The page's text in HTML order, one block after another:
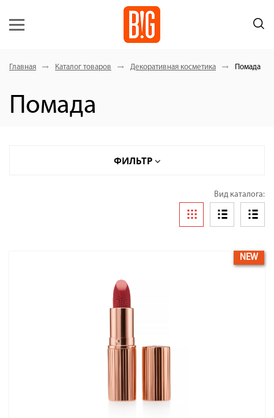
Главная Каталог товаров Декоративная косметика Помада
Помада
ФИЛЬТР
Вид каталога:
NEW